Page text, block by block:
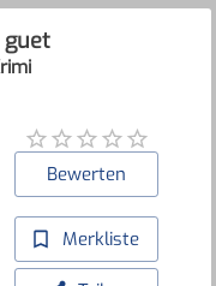
guet
Bewerten
Merkliste